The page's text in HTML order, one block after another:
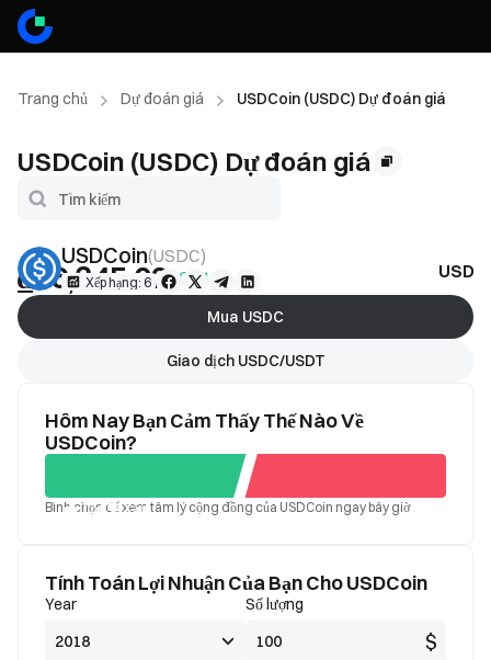
Trang chủ Dự đoán giá USDCoin (USDC) Dự đoán giá
USDCoin (USDC) Dự đoán giá
USDCoin(USDC)
Xếp hạng: 6
₫26,345.02+0.01%
Mua USDC
Giao dịch USDC/USDT
Hôm Nay Bạn Cảm Thấy Thế Nào Về
USDCoin?
Tốt Xấu
Bình chọn để xem tâm lý cộng đồng của USDCoin ngay bây giờ
Tính Toán Lợi Nhuận Của Bạn Cho USDCoin
Year Số lượng
$